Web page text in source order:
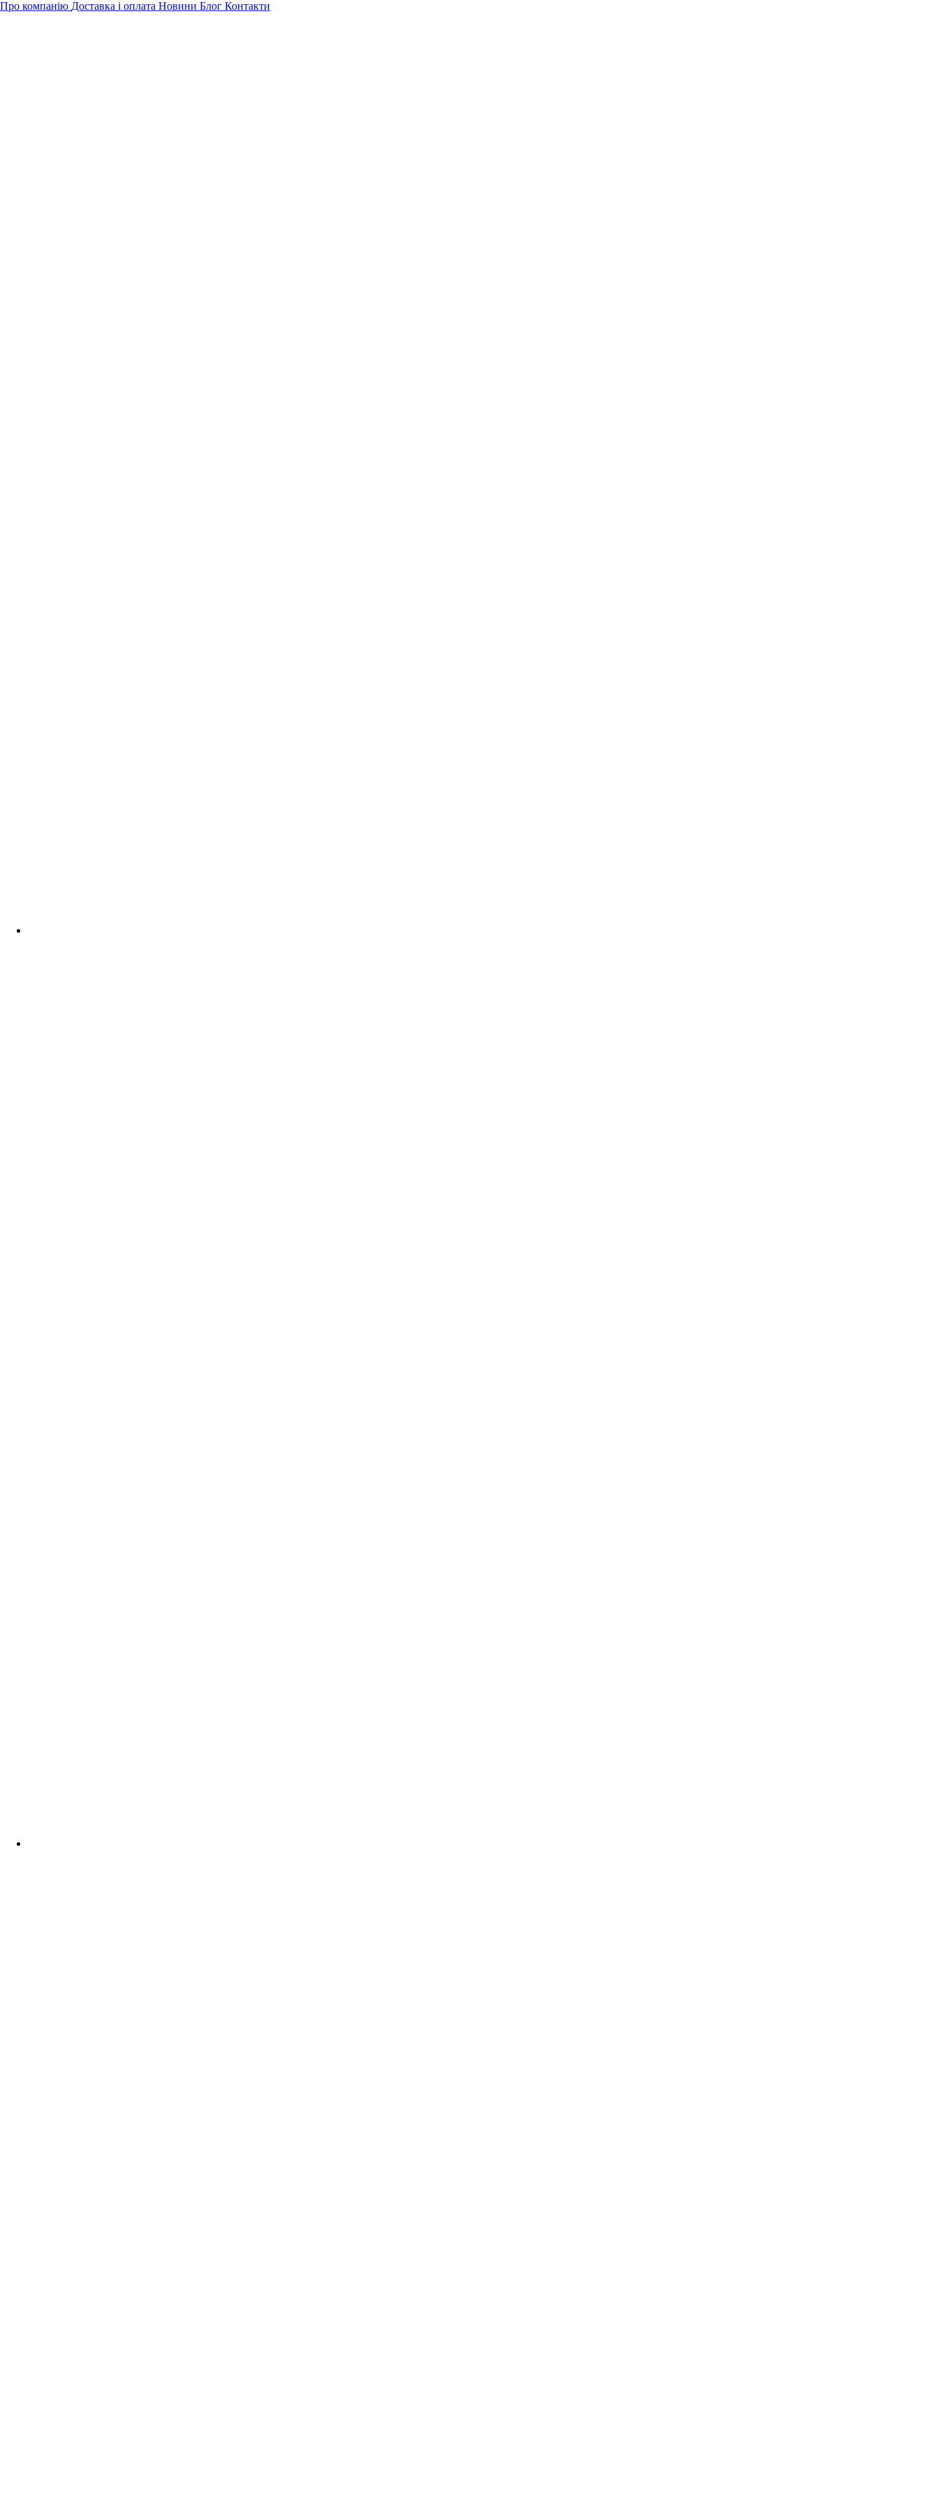
Про компанію Доставка і оплата Новини Блог Контакти